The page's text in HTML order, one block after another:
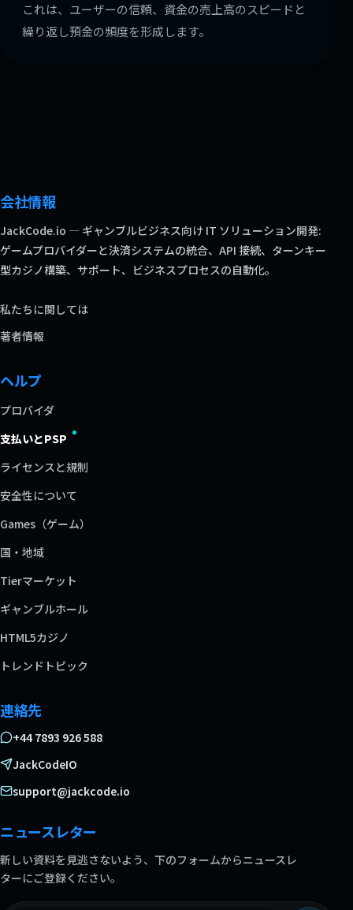
これは、ユーザーの信頼、資金の売上高のスピードと
繰り返し預金の頻度を形成します。
会社情報
JackCode.io — ギャンブルビジネス向け IT ソリューション開発:
ゲームプロバイダーと決済システムの統合、API 接続、ターンキー
型カジノ構築、サポート、ビジネスプロセスの自動化。
私たちに関しては
著者情報
ヘルプ
プロバイダ
支払いとPSP
ライセンスと規制
安全性について
Games（ゲーム）
国・地域
Tierマーケット
ギャンブルホール
HTML5カジノ
トレンドトピック
連絡先
+44 7893 926 588
JackCodeIO
support@jackcode.io
ニュースレター
新しい資料を見逃さないよう、下のフォームからニュースレ
ターにご登録ください。